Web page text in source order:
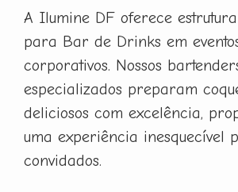
A Ilumine DF oferece
para Bar de Drinks em
corporativos. Nossos
especializados preparam
deliciosos com excelência,
uma experiência inesquecível
convidados.